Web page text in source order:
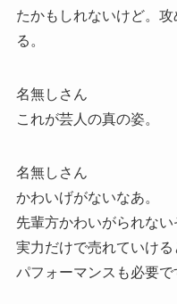
たかもしれないけど。
る。
名無しさん
これが芸人の真の姿。
名無しさん
かわいげがないなあ。
先輩方かわいがられない
実力だけで売れていける
パフォーマンスも必要で